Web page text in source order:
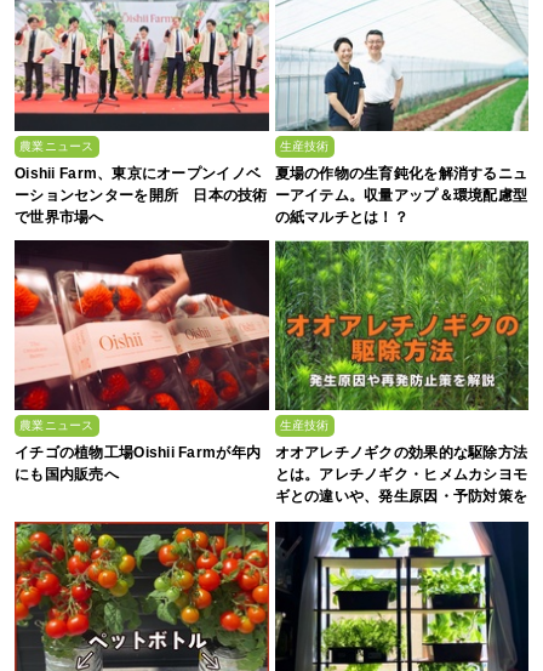
農業ニュース
Oishii Farm、東京にオープンイノベ
ーションセンターを開所 日本の技術
で世界市場へ
生産技術
夏場の作物の生育鈍化を解消するニュ
ーアイテム。収量アップ＆環境配慮型
の紙マルチとは！？
農業ニュース
イチゴの植物工場Oishii Farmが年内
にも国内販売へ
生産技術
オオアレチノギクの効果的な駆除方法
とは。アレチノギク・ヒメムカシヨモ
ギとの違いや、発生原因・予防対策を